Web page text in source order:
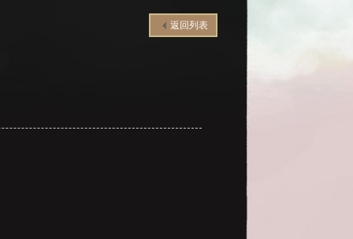
返回列表